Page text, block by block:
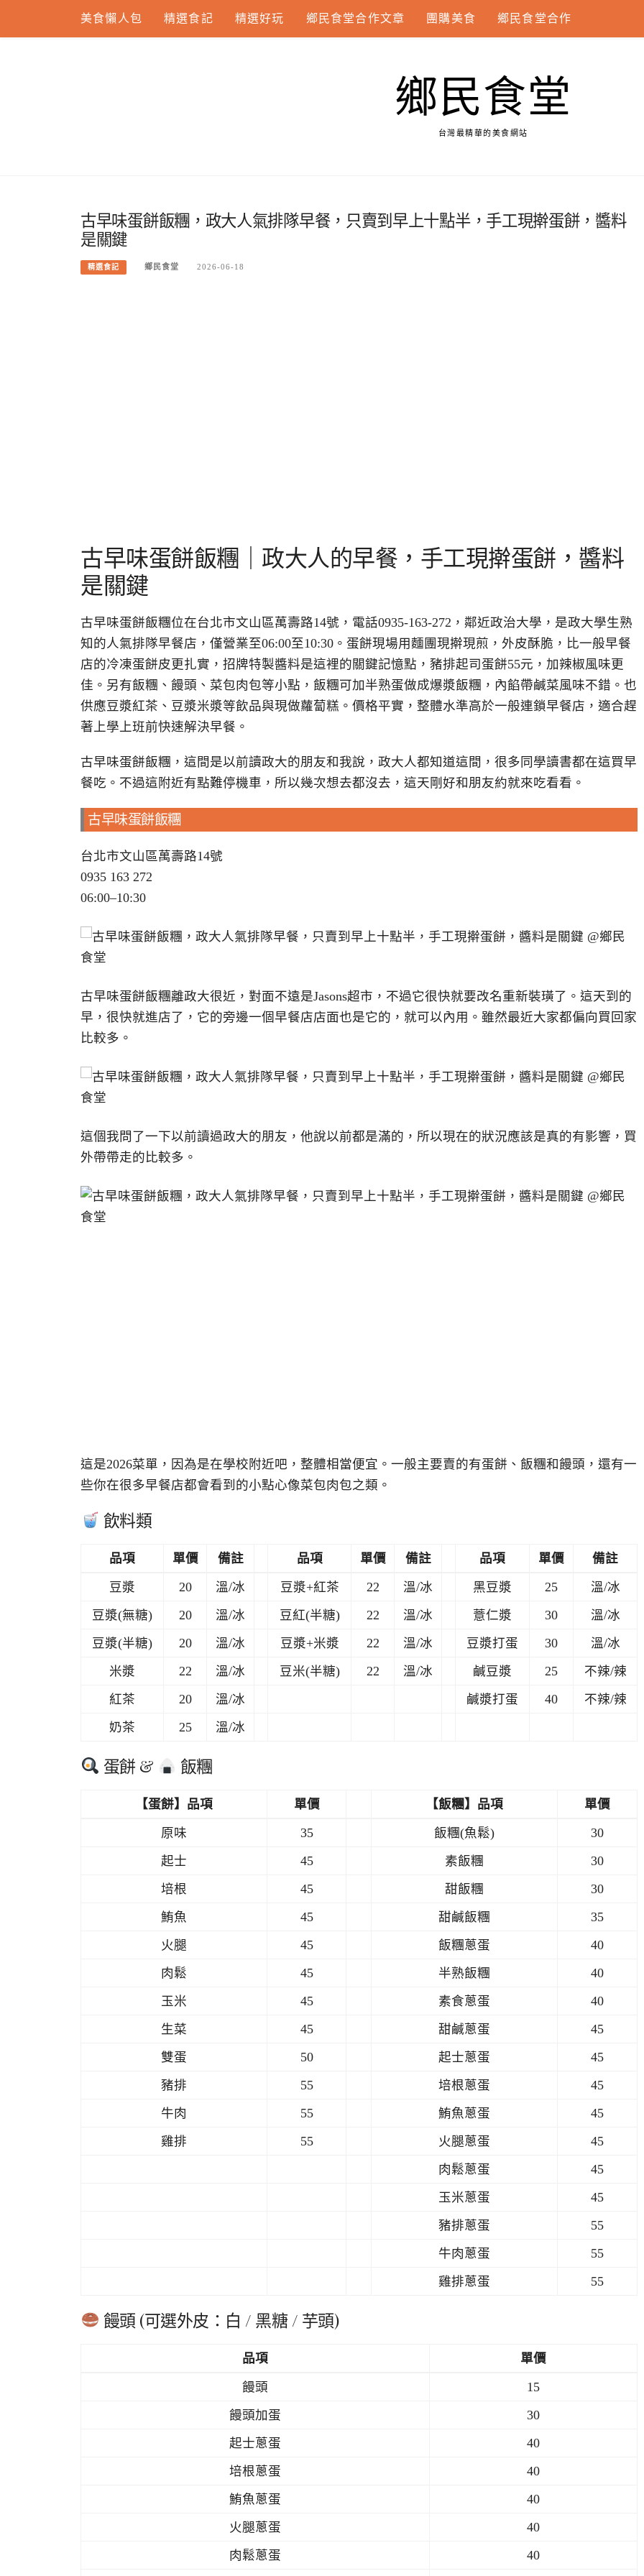
content
美食懶人包 精選食記 精選好玩 鄉民食堂合作文章 團購美食 鄉民食堂合作
鄉民食堂
台灣最精華的美食網站
古早味蛋餅飯糰，政大人氣排隊早餐，只賣到早上十點半，手工現擀蛋餅，醬料
是關鍵
精選食記 鄉民食堂 2026-06-18
古早味蛋餅飯糰｜政大人的早餐，手工現擀蛋餅，醬料
是關鍵
古早味蛋餅飯糰位在台北市文山區萬壽路14號，電話0935-163-272，鄰近政治大學，是政大學生熟
知的人氣排隊早餐店，僅營業至06:00至10:30。蛋餅現場用麵團現擀現煎，外皮酥脆，比一般早餐
店的冷凍蛋餅皮更扎實，招牌特製醬料是這裡的關鍵記憶點，豬排起司蛋餅55元，加辣椒風味更
佳。另有飯糰、饅頭、菜包肉包等小點，飯糰可加半熟蛋做成爆漿飯糰，內餡帶鹹菜風味不錯。也
供應豆漿紅茶、豆漿米漿等飲品與現做蘿蔔糕。價格平實，整體水準高於一般連鎖早餐店，適合趕
著上學上班前快速解決早餐。
古早味蛋餅飯糰，這間是以前讀政大的朋友和我說，政大人都知道這間，很多同學讀書都在這買早
餐吃。不過這附近有點難停機車，所以幾次想去都沒去，這天剛好和朋友約就來吃看看。
古早味蛋餅飯糰
台北市文山區萬壽路14號
0935 163 272
06:00–10:30
古早味蛋餅飯糰離政大很近，對面不遠是Jasons超市，不過它很快就要改名重新裝璜了。這天到的
早，很快就進店了，它的旁邊一個早餐店店面也是它的，就可以內用。雖然最近大家都偏向買回家
比較多。
這個我問了一下以前讀過政大的朋友，他說以前都是滿的，所以現在的狀況應該是真的有影響，買
外帶帶走的比較多。
這是2026菜單，因為是在學校附近吧，整體相當便宜。一般主要賣的有蛋餅、飯糰和饅頭，還有一
些你在很多早餐店都會看到的小點心像菜包肉包之類。
飲料類
品項 單價 備註 品項 單價 備註 品項 單價
備註
豆漿
20 溫/冰 豆漿+紅茶 22 溫/冰 黑豆漿 25
溫/冰
豆漿(無糖)
20 溫/冰 豆紅(半糖) 22 溫/冰 薏仁漿 30
溫/冰
豆漿(半糖)
20 溫/冰 豆漿+米漿 22 溫/冰 豆漿打蛋 30
溫/冰
米漿
22 溫/冰 豆米(半糖) 22 溫/冰 鹹豆漿 25
不辣/辣
紅茶
20 溫/冰 鹹漿打蛋 40
不辣/辣
奶茶
25 溫/冰
蛋餅 & 飯糰
【蛋餅】品項 單價 【飯糰】品項
單價
原味
35 飯糰(魚鬆)
30
起士
45 素飯糰
30
培根
45 甜飯糰
30
鮪魚
45 甜鹹飯糰
35
火腿
45 飯糰蔥蛋
40
肉鬆
45 半熟飯糰
40
玉米
45 素食蔥蛋
40
生菜
45 甜鹹蔥蛋
45
雙蛋
50 起士蔥蛋
45
豬排
55 培根蔥蛋
45
牛肉
55 鮪魚蔥蛋
45
雞排
55 火腿蔥蛋
45
肉鬆蔥蛋
45
玉米蔥蛋
45
豬排蔥蛋
55
牛肉蔥蛋
55
雞排蔥蛋
55
饅頭 (可選外皮：白 / 黑糖 / 芋頭)
品項
單價
饅頭
15
饅頭加蛋
30
起士蔥蛋
40
培根蔥蛋
40
鮪魚蔥蛋
40
火腿蔥蛋
40
肉鬆蔥蛋
40